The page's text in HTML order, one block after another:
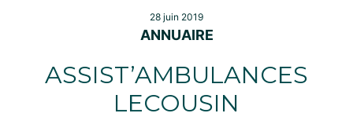
28 juin 2019
ANNUAIRE
ASSIST’AMBULANCES
LECOUSIN